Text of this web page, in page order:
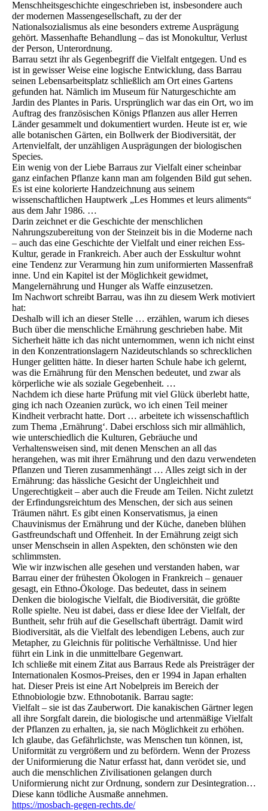
Menschheitsgeschichte eingeschrieben ist, insbesondere auch
der modernen Massengesellschaft, zu der der
Nationalsozialismus als eine besonders extreme Ausprägung
gehört. Massenhafte Behandlung – das ist Monokultur, Verlust
der Person, Unterordnung.
Barrau setzt ihr als Gegenbegriff die Vielfalt entgegen. Und es
ist in gewisser Weise eine logische Entwicklung, dass Barrau
seinen Lebensarbeitsplatz schließlich am Ort eines Gartens
gefunden hat. Nämlich im Museum für Naturgeschichte am
Jardin des Plantes in Paris. Ursprünglich war das ein Ort, wo im
Auftrag des französischen Königs Pflanzen aus aller Herren
Länder gesammelt und dokumentiert wurden. Heute ist er, wie
alle botanischen Gärten, ein Bollwerk der Biodiversität, der
Artenvielfalt, der unzähligen Ausprägungen der biologischen
Species.
Ein wenig von der Liebe Barraus zur Vielfalt einer scheinbar
ganz einfachen Pflanze kann man am folgenden Bild gut sehen.
Es ist eine kolorierte Handzeichnung aus seinem
wissenschaftlichen Hauptwerk „Les Hommes et leurs aliments“
aus dem Jahr 1986. …
Darin zeichnet er die Geschichte der menschlichen
Nahrungszubereitung von der Steinzeit bis in die Moderne nach
– auch das eine Geschichte der Vielfalt und einer reichen Ess-
Kultur, gerade in Frankreich. Aber auch der Esskultur wohnt
eine Tendenz zur Verarmung hin zum uniformierten Massenfraß
inne. Und ein Kapitel ist der Möglichkeit gewidmet,
Mangelernährung und Hunger als Waffe einzusetzen.
Im Nachwort schreibt Barrau, was ihn zu diesem Werk motiviert
hat:
Deshalb will ich an dieser Stelle … erzählen, warum ich dieses
Buch über die menschliche Ernährung geschrieben habe. Mit
Sicherheit hätte ich das nicht unternommen, wenn ich nicht einst
in den Konzentrationslagern Nazideutschlands so schrecklichen
Hunger gelitten hätte. In dieser harten Schule habe ich gelernt,
was die Ernährung für den Menschen bedeutet, und zwar als
körperliche wie als soziale Gegebenheit. …
Nachdem ich diese harte Prüfung mit viel Glück überlebt hatte,
ging ich nach Ozeanien zurück, wo ich einen Teil meiner
Kindheit verbracht hatte. Dort … arbeitete ich wissenschaftlich
zum Thema ‚Ernährung‘. Dabei erschloss sich mir allmählich,
wie unterschiedlich die Kulturen, Gebräuche und
Verhaltensweisen sind, mit denen Menschen an all das
herangehen, was mit ihrer Ernährung und den dazu verwendeten
Pflanzen und Tieren zusammenhängt … Alles zeigt sich in der
Ernährung: das hässliche Gesicht der Ungleichheit und
Ungerechtigkeit – aber auch die Freude am Teilen. Nicht zuletzt
der Erfindungsreichtum des Menschen, der sich aus seinen
Träumen nährt. Es gibt einen Konservatismus, ja einen
Chauvinismus der Ernährung und der Küche, daneben blühen
Gastfreundschaft und Offenheit. In der Ernährung zeigt sich
unser Menschsein in allen Aspekten, den schönsten wie den
schlimmsten.
Wie wir inzwischen alle gesehen und verstanden haben, war
Barrau einer der frühesten Ökologen in Frankreich – genauer
gesagt, ein Ethno-Ökologe. Das bedeutet, dass in seinem
Denken die biologische Vielfalt, die Biodiversität, die größte
Rolle spielte. Neu ist dabei, dass er diese Idee der Vielfalt, der
Buntheit, sehr früh auf die Gesellschaft überträgt. Damit wird
Biodiversität, als die Vielfalt des lebendigen Lebens, auch zur
Metapher, zu Gleichnis für politische Verhältnisse. Und hier
führt ein Link in die unmittelbare Gegenwart.
Ich schließe mit einem Zitat aus Barraus Rede als Preisträger der
Internationalen Kosmos-Preises, den er 1994 in Japan erhalten
hat. Dieser Preis ist eine Art Nobelpreis im Bereich der
Ethnobiologie bzw. Ethnobotanik. Barrau sagte:
Vielfalt – sie ist das Zauberwort. Die kanakischen Gärtner legen
all ihre Sorgfalt darein, die biologische und artenmäßige Vielfalt
der Pflanzen zu erhalten, ja, sie nach Möglichkeit zu erhöhen.
Ich glaube, das Gefährlichste, was Menschen tun können, ist,
Uniformität zu vergrößern und zu befördern. Wenn der Prozess
der Uniformierung die Natur erfasst hat, dann verödet sie, und
auch die menschlichen Zivilisationen gelangen durch
Uniformierung nicht zur Ordnung, sondern zur Desintegration…
Diese kann tödliche Ausmaße annehmen.
https://mosbach-gegen-rechts.de/